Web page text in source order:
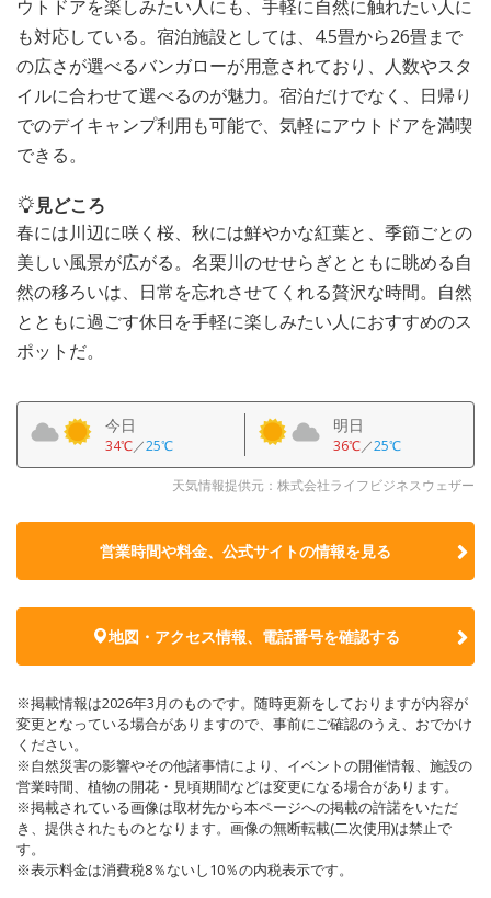
ウトドアを楽しみたい人にも、手軽に自然に触れたい人に
も対応している。宿泊施設としては、4.5畳から26畳まで
の広さが選べるバンガローが用意されており、人数やスタ
イルに合わせて選べるのが魅力。宿泊だけでなく、日帰り
でのデイキャンプ利用も可能で、気軽にアウトドアを満喫
できる。
見どころ
春には川辺に咲く桜、秋には鮮やかな紅葉と、季節ごとの
美しい風景が広がる。名栗川のせせらぎとともに眺める自
然の移ろいは、日常を忘れさせてくれる贅沢な時間。自然
とともに過ごす休日を手軽に楽しみたい人におすすめのス
ポットだ。
今日
34℃／25℃
明日
36℃／25℃
天気情報提供元：株式会社ライフビジネスウェザー
営業時間や料金、公式サイトの情報を見る
地図・アクセス情報、電話番号を確認する
※掲載情報は2026年3月のものです。随時更新をしておりますが内容が
変更となっている場合がありますので、事前にご確認のうえ、おでかけ
ください。
※自然災害の影響やその他諸事情により、イベントの開催情報、施設の
営業時間、植物の開花・見頃期間などは変更になる場合があります。
※掲載されている画像は取材先から本ページへの掲載の許諾をいただ
き、提供されたものとなります。画像の無断転載(二次使用)は禁止で
す。
※表示料金は消費税8％ないし10％の内税表示です。